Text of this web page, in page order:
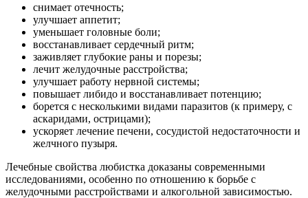
снимает отечность;
улучшает аппетит;
уменьшает головные боли;
восстанавливает сердечный ритм;
заживляет глубокие раны и порезы;
лечит желудочные расстройства;
улучшает работу нервной системы;
повышает либидо и восстанавливает потенцию;
борется с несколькими видами паразитов (к примеру, с
аскаридами, острицами);
ускоряет лечение печени, сосудистой недостаточности и
желчного пузыря.
Лечебные свойства любистка доказаны современными
исследованиями, особенно по отношению к борьбе с
желудочными расстройствами и алкогольной зависимостью.